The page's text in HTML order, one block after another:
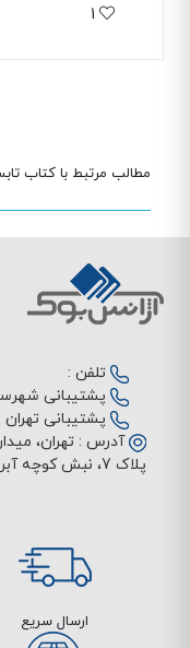
مطالب مرتبط با کتاب
تلفن :
پشتیبانی
پشتیبانی تهران :
آدرس : تهران،
پلاک 7، نبش کوچه آبرو
ارسال سریع